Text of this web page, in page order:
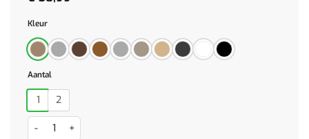
Kleur
Aantal
1 2
Nachtkastje 50x32x60 cm betongrijs aantal